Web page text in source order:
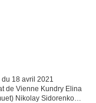
18 avril 2021
de Vienne Kundry Elina
Nikolay Sidorenko